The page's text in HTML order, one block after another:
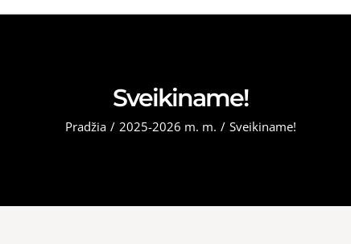
Sveikiname!
Pradžia / 2025-2026 m. m. / Sveikiname!